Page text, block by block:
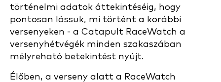
történelmi adatok áttekintéséig, hogy
pontosan lássuk, mi történt a korábbi
versenyeken - a Catapult RaceWatch a
versenyhétvégék minden szakaszában
mélyreható betekintést nyújt.
Élőben, a verseny alatt a RaceWatch